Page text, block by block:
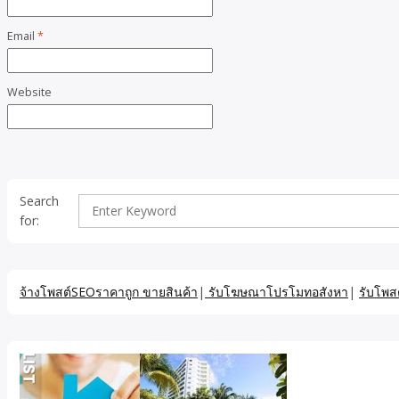
Email *
Website
Search
for:
จ้างโพสต์SEOราคาถูก ขายสินค้า | รับโฆษณาโปรโมทอสังหา | รับโพ